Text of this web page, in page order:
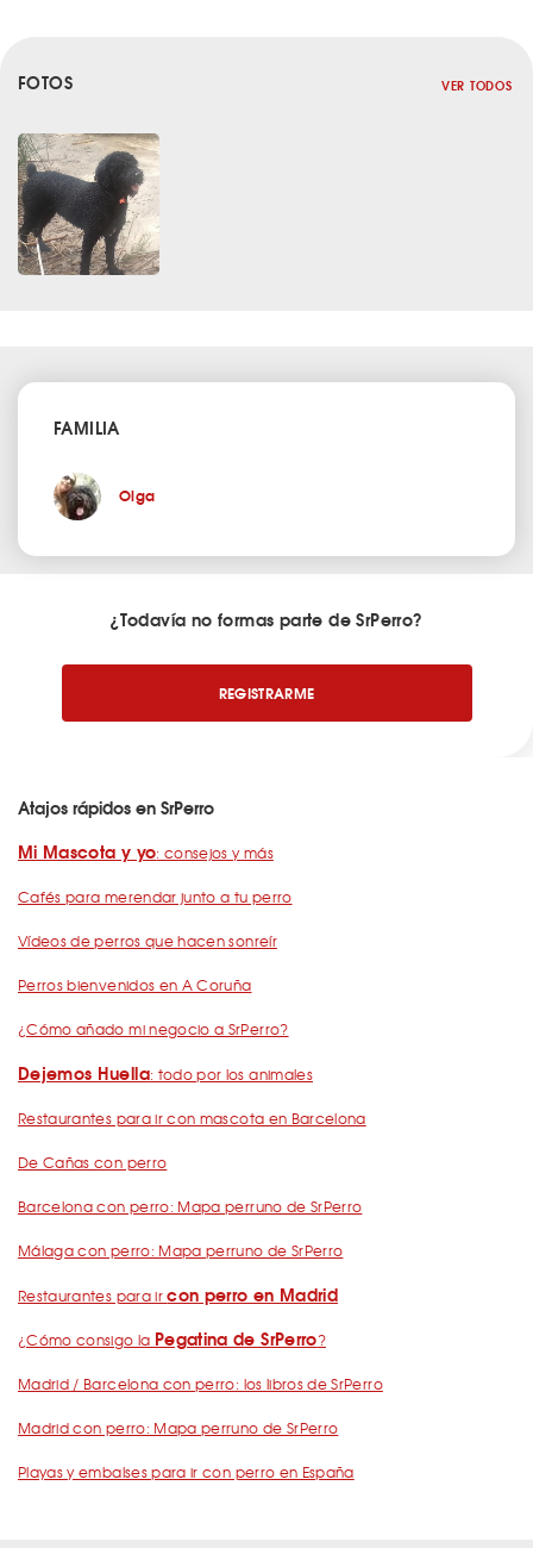
FAMILIA
Olga
FOTOS VER TODOS
¿Todavía no formas parte de SrPerro?
REGISTRARME
Atajos rápidos en SrPerro
Mi Mascota y yo: consejos y más
Cafés para merendar junto a tu perro
Vídeos de perros que hacen sonreír
Perros bienvenidos en A Coruña
¿Cómo añado mi negocio a SrPerro?
Dejemos Huella: todo por los animales
Restaurantes para ir con mascota en Barcelona
De Cañas con perro
Barcelona con perro: Mapa perruno de SrPerro
Málaga con perro: Mapa perruno de SrPerro
Restaurantes para ircon perro en Madrid
¿Cómo consigo la Pegatina de SrPerro?
Madrid / Barcelona con perro: los libros de SrPerro
Madrid con perro: Mapa perruno de SrPerro
Playas y embalses para ir con perro en España